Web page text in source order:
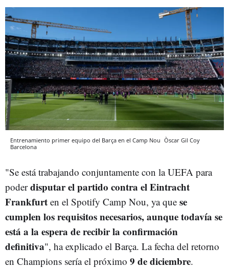
Entrenamiento primer equipo del Barça en el Camp Nou Òscar Gil Coy
Barcelona
"Se está trabajando conjuntamente con la UEFA para
poderdisputar el partido contra el Eintracht
Frankfurt en el Spotify Camp Nou, ya que se
cumplen los requisitos necesarios, aunque todavía se
está a la espera de recibir la confirmación
definitiva", ha explicado el Barça. La fecha del retorno
en Champions sería el próximo 9 de diciembre.